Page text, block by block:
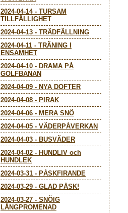
2024-04-14- TURSAM
TILLFÄLLIGHET
2024-04-13 - TRÄDFÄLLNING
2024-04-11 - TRÄNING I
ENSAMHET
2024-04-10 - DRAMA PÅ
GOLFBANAN
2024-04-09 - NYA DOFTER
2024-04-08 - PIRAK
2024-04-06 - MERA SNÖ
2024-04-05 - VÄDERPÅVERKAN
2024-04-03 - BUSVÄDER
2024-04-02 - HUNDLIV och
HUNDLEK
2024-03-31 - PÅSKFIRANDE
2024-03-29 - GLAD PÅSK!
2024-03-27 - SNÖIG
LÅNGPROMENAD